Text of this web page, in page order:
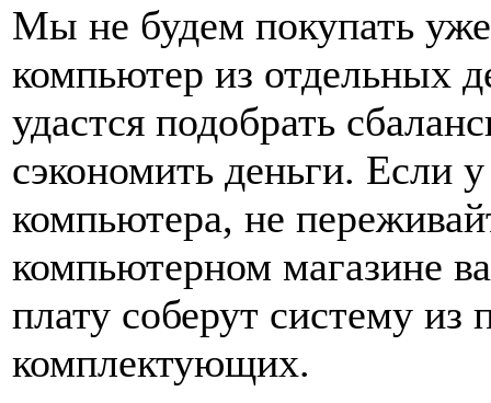
Мы не будем покупать
компьютер из отдельных
удастся подобрать
сэкономить деньги. Если
компьютера, не
компьютерном магазине
плату соберут систему
комплектующих.